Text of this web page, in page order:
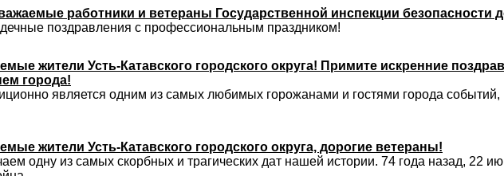
работники и ветераны Государственной инспекции безопасности
поздравления с профессиональным праздником!
жители Усть-Катавского городского округа! Примите искренние
города!
является одним из самых любимых горожанами и гостями города событий,
жители Усть-Катавского городского округа, дорогие ветераны!
одну из самых скорбных и трагических дат нашей истории. 74 года назад, 22